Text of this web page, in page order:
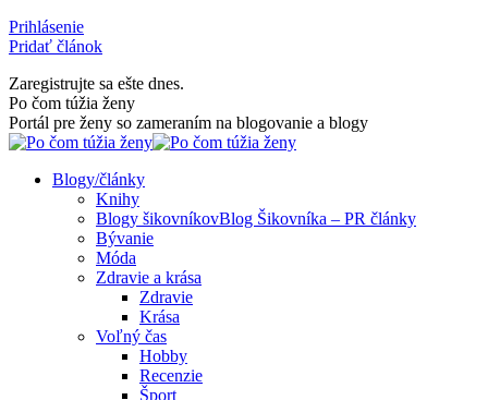
Skip
to
Prihlásenie
Pridať článok
Zaregistrujte sa ešte dnes.
Facebook
page
opens
new
Rss
page
opens
new
Po čom túžia ženy
Portál pre ženy so zameraním na blogovanie a blogy
Blogy/články
Knihy
Blogy šikovníkovBlog Šikovníka – PR články
Bývanie
Móda
Zdravie a krása
Zdravie
Krása
Voľný čas
Hobby
Recenzie
Šport